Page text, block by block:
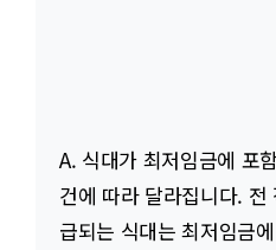
A. 식대가 최저임금에 포
건에 따라 달라집니다. 전
급되는 식대는 최저임금